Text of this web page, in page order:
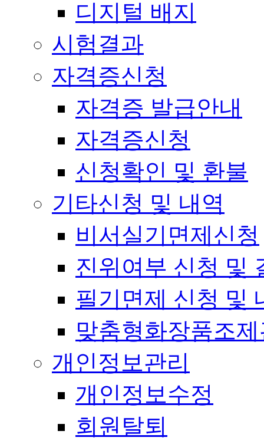
디지털 배지
시험결과
자격증신청
자격증 발급안내
자격증신청
신청확인 및 환불
기타신청 및 내역
비서실기면제신청
진위여부 신청 및
필기면제 신청 및
맞춤형화장품조
개인정보관리
개인정보수정
회원탈퇴